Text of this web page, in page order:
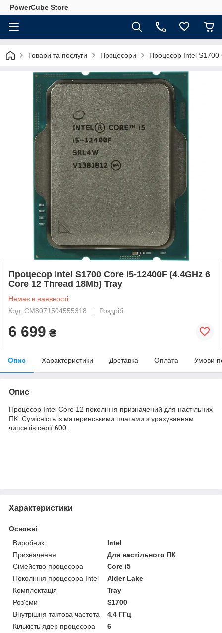
PowerCube Store
Товари та послуги Процесори Процесор Intel
Процесор Intel S1700 Core i5-12400F (4.4GHz 6
Core 12 Thread 18Mb) Tray
Немає в наявності
Код: CM8071504555318
Роздріб
6 699 ₴
Опис Характеристики Доставка Оплата Умови
Опис
Процесор Intel Core 12 покоління призначений для настільних
ПК. Сумісність із материнськими платами з урахуванням
чипсетів серії 600.
Характеристики
Основні
Виробник
Intel
Призначення
Для настільного ПК
Сімейство процесора
Core i5
Покоління процесора Intel
Alder Lake
Комплектація
Tray
Роз'єми
S1700
Внутрішня тактова частота
4.4 ГГц
Кількість ядер процесора
6